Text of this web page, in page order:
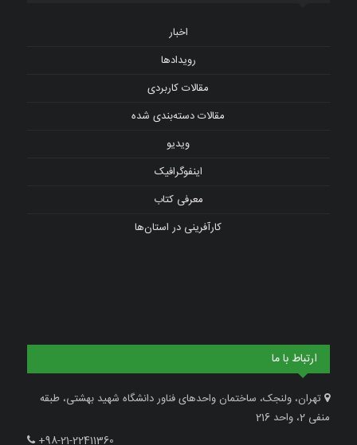
اخبار
رویدادها
مقالات کاربردی
مقالات دسته‌بندی شده
ویدیو
اینفوگرافیک
معرفی کتاب
کارآفرینی در استان‌ها
ارتباط با ما
تهران، ولنجک، ساختمان واحدهای فناور دانشگاه شهید بهشتی، طبقه
منفی 2، واحد 216
+98-21-22411360